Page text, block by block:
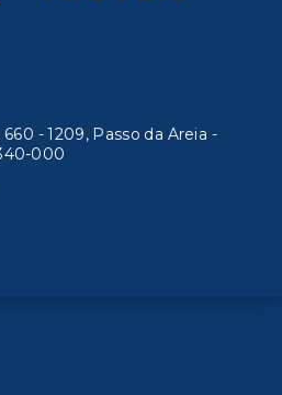
- 1209, Passo da Areia -
000